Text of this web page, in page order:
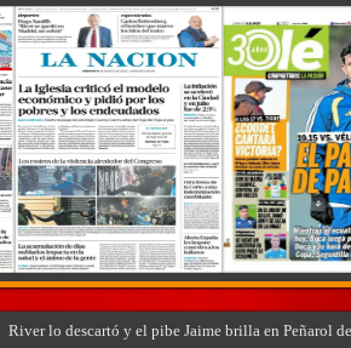
River lo descartó y el pibe Jaime brilla en Peñarol